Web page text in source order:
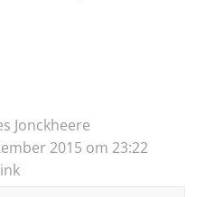
Jonckheere
2015 om 23:22